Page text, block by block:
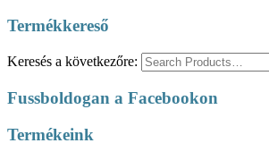
Termékkereső
Keresés a következőre:
Fussboldogan a Facebookon
Termékeink